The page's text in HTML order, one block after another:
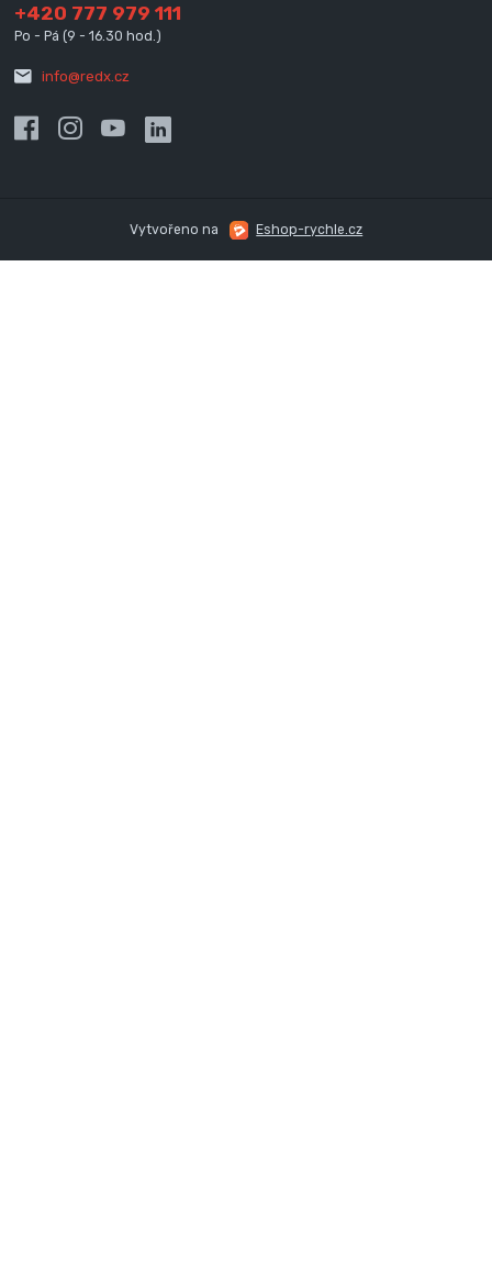
+420 777 979 111
Po - Pá (9 - 16.30 hod.)
info@redx.cz
Vytvořeno na Eshop-rychle.cz